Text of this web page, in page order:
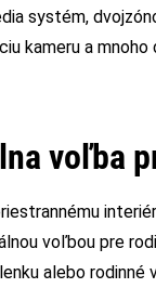
systém,
kameru a mnoho
voľba
voľbou pre
alebo rodinné